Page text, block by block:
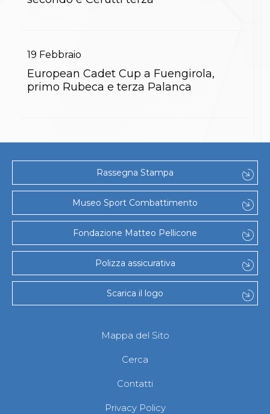
Edutraining class - Didattica infantile
Corso dirigenti sportivi
Corso Direttore di Gara
Abilitazioni
Quesiti fiscali
Sostenibilità
Documenti
19 Febbraio
European Cadet Cup a Fuengirola,
primo Rubeca e terza Palanca
Rassegna Stampa
Museo Sport Combattimento
Fondazione Matteo Pellicone
Polizza assicurativa
Scarica il logo
Mappa del Sito
Cerca
Contatti
Privacy Policy